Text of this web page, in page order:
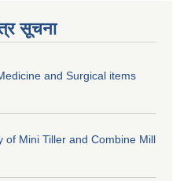
सूचना
and Surgical items
of Mini Tiller and Combine Mill